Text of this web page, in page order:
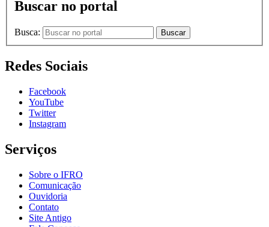
Buscar no portal
Busca: Buscar
Redes Sociais
Facebook
YouTube
Twitter
Instagram
Serviços
Sobre o IFRO
Comunicação
Ouvidoria
Contato
Site Antigo